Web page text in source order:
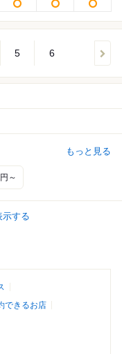
5 6
もっと見る
～
示する
できるお店